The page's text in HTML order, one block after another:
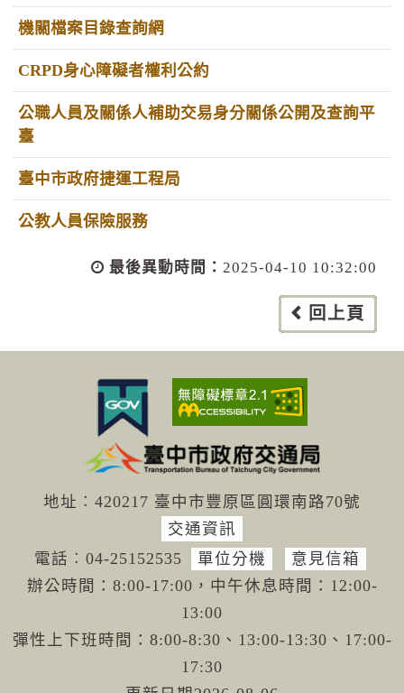
機關檔案目錄查詢網
CRPD身心障礙者權利公約
公職人員及關係人補助交易身分關係公開及查詢平
臺
臺中市政府捷運工程局
公教人員保險服務
最後異動時間： 2025-04-10 10:32:00
回上頁
地址︰420217 臺中市豐原區圓環南路70號
交通資訊
電話︰04-25152535 單位分機
意見信箱
辦公時間：8:00-17:00，中午休息時間：12:00-
13:00
彈性上下班時間：8:00-8:30、13:00-13:30、17:00-
17:30